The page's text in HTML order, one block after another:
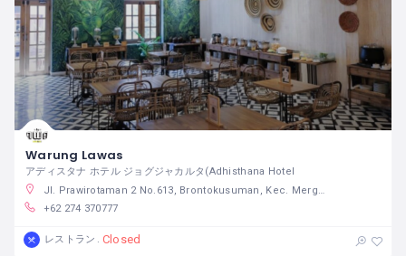
Warung Lawas
アディスタナ ホテル ジョグジャカルタ(Adhisthana Hotel
Jl. Prawirotaman 2 No.613, Brontokusuman, Kec. Mergangsan, Kota Yogyakarta, Daerah Istimewa Yogyakarta 55153
+62 274 370777
レストラン Closed